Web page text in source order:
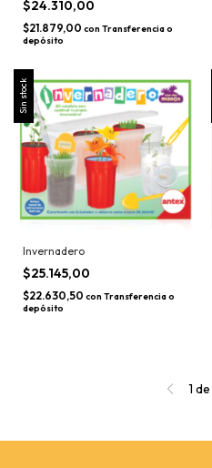
$24.310,00
$21.879,00 con Transferencia o
depósito
Sin stock
Invernadero
$25.145,00
$22.630,50 con Transferencia o
depósito
1 de